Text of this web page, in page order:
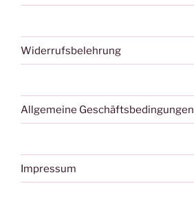
Widerrufsbelehrung
Allgemeine Geschäftsbedingungen
Impressum